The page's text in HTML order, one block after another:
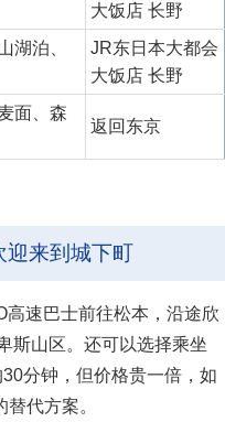
大饭店 长野
湖泊、
JR东日本大都会
大饭店 长野
面、森
返回东京
来到城下町
速巴士前往松本，沿途欣
斯山区。还可以选择乘坐
分钟，但价格贵一倍，如
代方案。